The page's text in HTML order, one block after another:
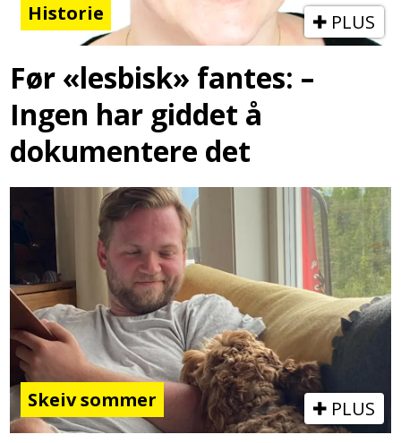
Historie PLUS
Før «lesbisk» fantes: –
Ingen har giddet å
dokumentere det
Skeiv sommer PLUS